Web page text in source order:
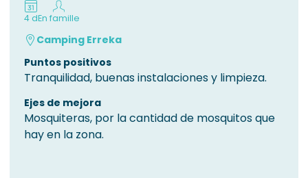
4 dEn famille
Camping Erreka
Puntos positivos
Tranquilidad, buenas instalaciones y limpieza.
Ejes de mejora
Mosquiteras, por la cantidad de mosquitos que
hay en la zona.